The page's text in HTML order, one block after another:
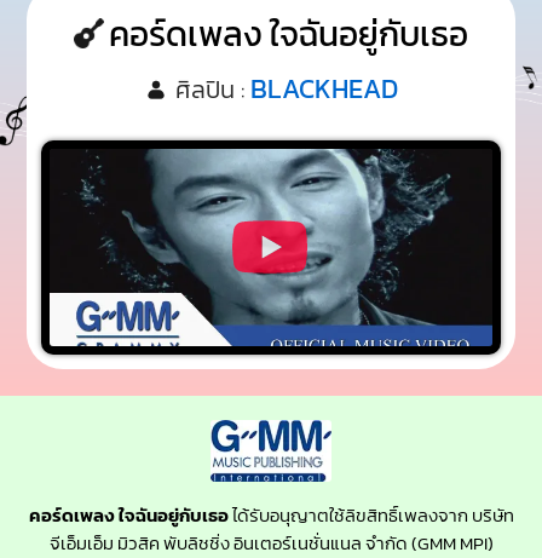
คอร์ดเพลง ใจฉันอยู่กับเธอ
ศิลปิน : BLACKHEAD
คอร์ดเพลง ใจฉันอยู่กับเธอได้รับอนุญาตใช้ลิขสิทธิ์เพลงจาก บริษัท
จีเอ็มเอ็ม มิวสิค พับลิชชิ่ง อินเตอร์เนชั่นแนล จำกัด (GMM MPI)